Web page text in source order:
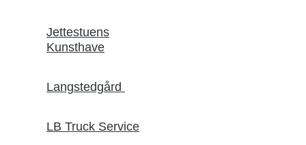
Jettestuens
Kunsthave
Langstedgård
LB Truck Service